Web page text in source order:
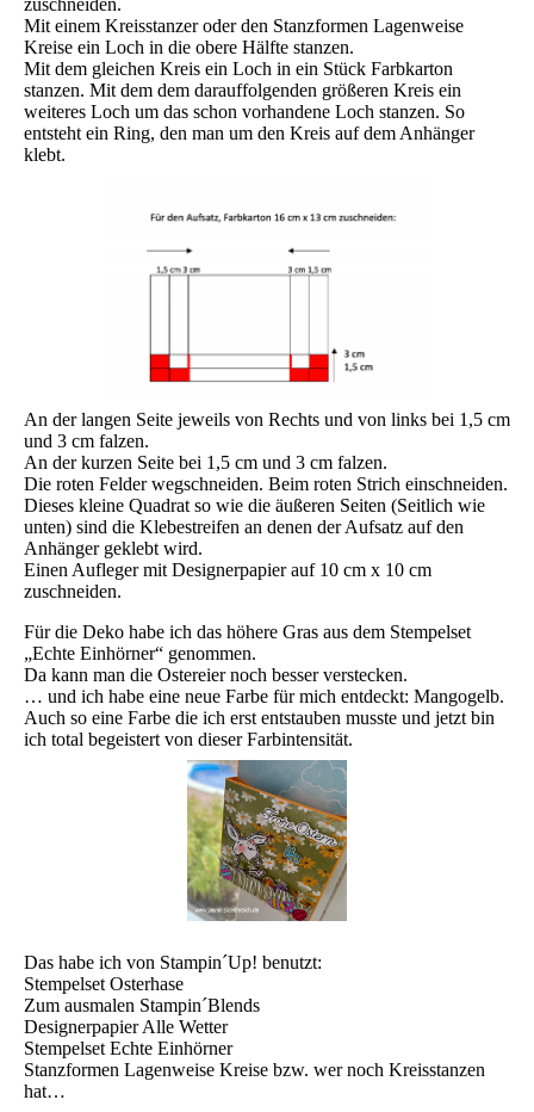
zuschneiden.
Mit einem Kreisstanzer oder den Stanzformen Lagenweise
Kreise ein Loch in die obere Hälfte stanzen.
Mit dem gleichen Kreis ein Loch in ein Stück Farbkarton
stanzen. Mit dem dem darauffolgenden größeren Kreis ein
weiteres Loch um das schon vorhandene Loch stanzen. So
entsteht ein Ring, den man um den Kreis auf dem Anhänger
klebt.
An der langen Seite jeweils von Rechts und von links bei 1,5 cm
und 3 cm falzen.
An der kurzen Seite bei 1,5 cm und 3 cm falzen.
Die roten Felder wegschneiden. Beim roten Strich einschneiden.
Dieses kleine Quadrat so wie die äußeren Seiten (Seitlich wie
unten) sind die Klebestreifen an denen der Aufsatz auf den
Anhänger geklebt wird.
Einen Aufleger mit Designerpapier auf 10 cm x 10 cm
zuschneiden.
Für die Deko habe ich das höhere Gras aus dem Stempelset
„Echte Einhörner“ genommen.
Da kann man die Ostereier noch besser verstecken.
… und ich habe eine neue Farbe für mich entdeckt: Mangogelb.
Auch so eine Farbe die ich erst entstauben musste und jetzt bin
ich total begeistert von dieser Farbintensität.
Das habe ich von Stampin´Up! benutzt:
Stempelset Osterhase
Zum ausmalen Stampin´Blends
Designerpapier Alle Wetter
Stempelset Echte Einhörner
Stanzformen Lagenweise Kreise bzw. wer noch Kreisstanzen
hat…